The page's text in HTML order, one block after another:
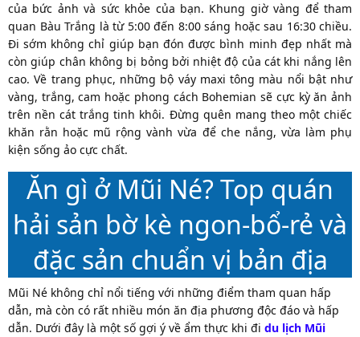
của bức ảnh và sức khỏe của bạn. Khung giờ vàng để tham
quan Bàu Trắng là từ 5:00 đến 8:00 sáng hoặc sau 16:30 chiều.
Đi sớm không chỉ giúp bạn đón được bình minh đẹp nhất mà
còn giúp chân không bị bỏng bởi nhiệt độ của cát khi nắng lên
cao. Về trang phục, những bộ váy maxi tông màu nổi bật như
vàng, trắng, cam hoặc phong cách Bohemian sẽ cực kỳ ăn ảnh
trên nền cát trắng tinh khôi. Đừng quên mang theo một chiếc
khăn rằn hoặc mũ rộng vành vừa để che nắng, vừa làm phụ
kiện sống ảo cực chất.
Ăn gì ở Mũi Né? Top quán
hải sản bờ kè ngon-bổ-rẻ và
đặc sản chuẩn vị bản địa
Mũi Né không chỉ nổi tiếng với những điểm tham quan hấp
dẫn, mà còn có rất nhiều món ăn địa phương độc đáo và hấp
dẫn. Dưới đây là một số gợi ý về ẩm thực khi đi du lịch Mũi